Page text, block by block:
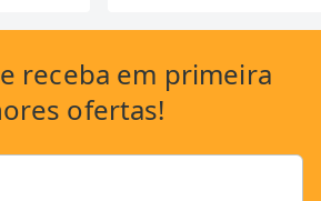
e receba em primeira
ofertas!